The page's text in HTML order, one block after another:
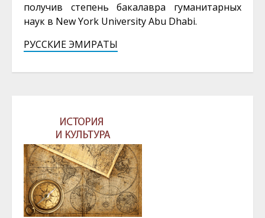
получив степень бакалавра гуманитарных
наук в New York University Abu Dhabi.
РУССКИЕ ЭМИРАТЫ